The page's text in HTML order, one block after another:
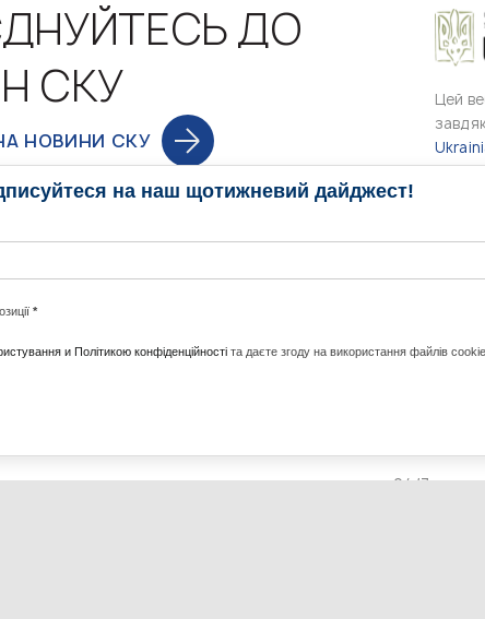
ДО
СКУ
НОВИНИ СКУ
Цей
ПРОГРАМИ МЕДІА
з України
24/7
на наш щотижневий дайджест!
*
и Політикою конфіденційності та даєте згоду на використання файлів